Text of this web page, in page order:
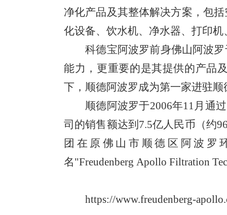
净化产品及其整体解决方案，包
化设备、饮水机、净水器、打印
科德宝阿波罗前身佛山阿波
能力，更重要的是其提供的产品
下，顺德阿波罗成为第一家进驻
顺德阿波罗于2006年11月通
司的销售额达到 7.5亿人民币（约
团在原佛山市顺德区阿波罗
名"Freudenberg Apollo Filtration
https://www.freudenberg-